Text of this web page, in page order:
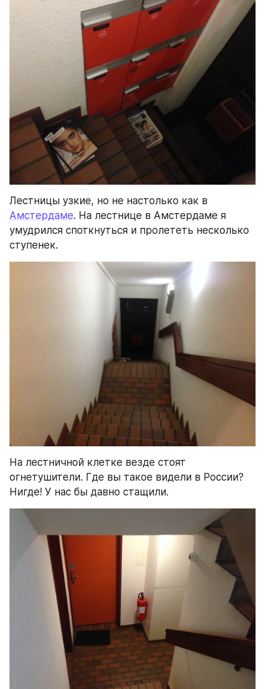
Амстердаме. На лестнице в Амстердаме я
умудрился споткнуться и пролететь несколько
ступенек.
На лестничной клетке везде стоят
огнетушители. Где вы такое видели в России?
Нигде! У нас бы давно стащили.